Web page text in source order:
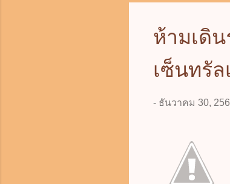
ห้ามเดิ
เซ็นทรัล
- ธันวาคม 30,